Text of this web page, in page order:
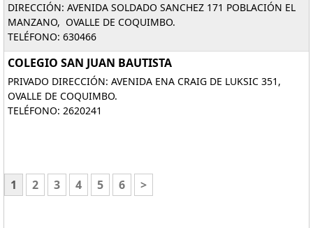
DIRECCIÓN: AVENIDA SOLDADO SANCHEZ 171 POBLACIÓN EL
MANZANO, OVALLE DE COQUIMBO.
TELÉFONO: 630466
COLEGIO SAN JUAN BAUTISTA
PRIVADO DIRECCIÓN: AVENIDA ENA CRAIG DE LUKSIC 351,
OVALLE DE COQUIMBO.
TELÉFONO: 2620241
1 2 3 4 5 6 >